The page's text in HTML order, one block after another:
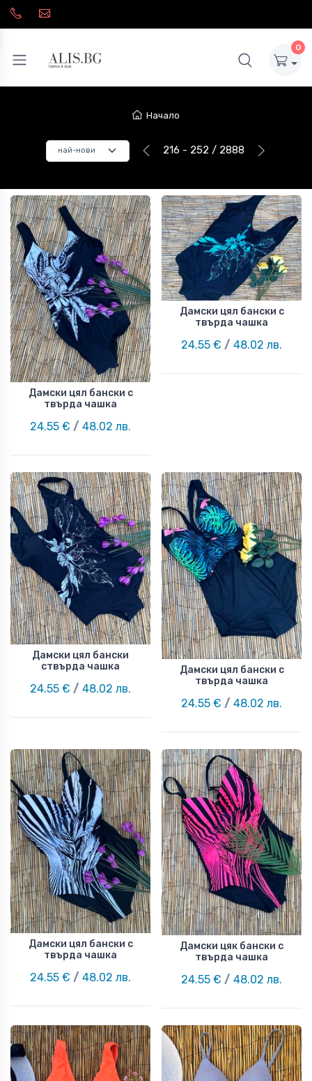
0
Начало
216 - 252 / 2888
Дамски цял бански с
твърда чашка
24.55 € / 48.02 лв.
Дамски цял бански с
твърда чашка
24.55 € / 48.02 лв.
Дамски цял бански
ствърда чашка
24.55 € / 48.02 лв.
Дамски цял бански с
твърда чашка
24.55 € / 48.02 лв.
Дамски цял бански с
твърда чашка
24.55 € / 48.02 лв.
Дамски цяк бански с
твърда чашка
24.55 € / 48.02 лв.